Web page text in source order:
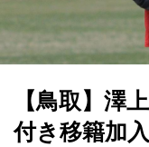
【鳥取】澤
付き移籍加